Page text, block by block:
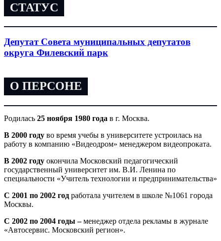
СТАТУС
Депутат Совета муниципальных депутатов
округа Филевский парк
О ПЕРСОНЕ
Родилась 25 ноября 1980 года в г. Москва.
В 2000 году во время учебы в университете устроилась на
работу в компанию «Видеодром» менеджером видеопроката.
В 2002 году окончила Московский педагогический
государственный университет им. В.И. Ленина по
специальности «Учитель технологии и предпринимательства»
С 2001 по 2002 год работала учителем в школе №1061 города
Москвы.
С 2002 по 2004 годы –менеджер отдела рекламы в журнале
«Автосервис. Московский регион».